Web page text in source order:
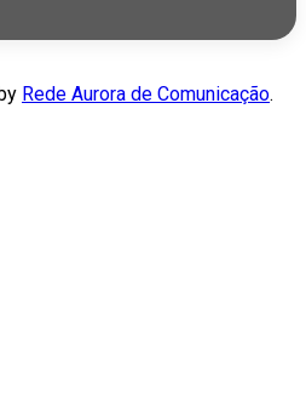
Rede Aurora de Comunicação.